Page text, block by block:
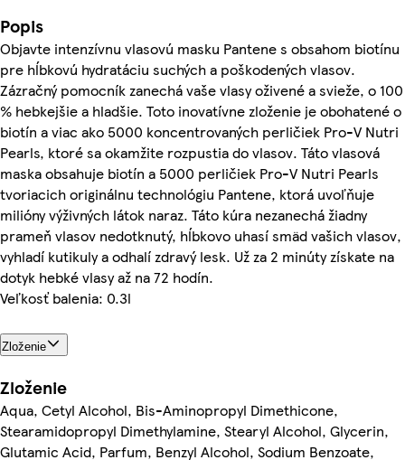
Popis
Objavte intenzívnu vlasovú masku Pantene s obsahom biotínu
pre hĺbkovú hydratáciu suchých a poškodených vlasov.
Zázračný pomocník zanechá vaše vlasy oživené a svieže, o 100
% hebkejšie a hladšie. Toto inovatívne zloženie je obohatené o
biotín a viac ako 5000 koncentrovaných perličiek Pro-V Nutri
Pearls, ktoré sa okamžite rozpustia do vlasov. Táto vlasová
maska obsahuje biotín a 5000 perličiek Pro-V Nutri Pearls
tvoriacich originálnu technológiu Pantene, ktorá uvoľňuje
milióny výživných látok naraz. Táto kúra nezanechá žiadny
prameň vlasov nedotknutý, hĺbkovo uhasí smäd vašich vlasov,
vyhladí kutikuly a odhalí zdravý lesk. Už za 2 minúty získate na
dotyk hebké vlasy až na 72 hodín.
Veľkosť balenia: 0.3l
Zloženie
Zloženie
Aqua, Cetyl Alcohol, Bis-Aminopropyl Dimethicone,
Stearamidopropyl Dimethylamine, Stearyl Alcohol, Glycerin,
Glutamic Acid, Parfum, Benzyl Alcohol, Sodium Benzoate,